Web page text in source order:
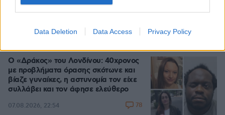
Data Deletion Data Access Privacy Policy
Ο «Δράκος» του Λονδίνου: 40χρονος
με προβλήματα όρασης σκότωνε και
βίαζε γυναίκες, η αστυνομία τον είχε
συλλάβει και τον άφησε ελεύθερο
07.08.2026, 22:54 78